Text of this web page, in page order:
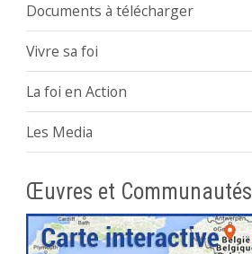
Documents à télécharger
Vivre sa foi
La foi en Action
Les Media
Œuvres et Communautés